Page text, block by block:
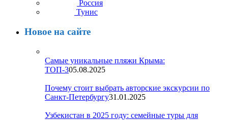
Россия
Тунис
Новое на сайте
Самые уникальные пляжи Крыма:
ТОП-305.08.2025
Почему стоит выбрать авторские экскурсии по
Санкт-Петербургу31.01.2025
Узбекистан в 2025 году: семейные туры для